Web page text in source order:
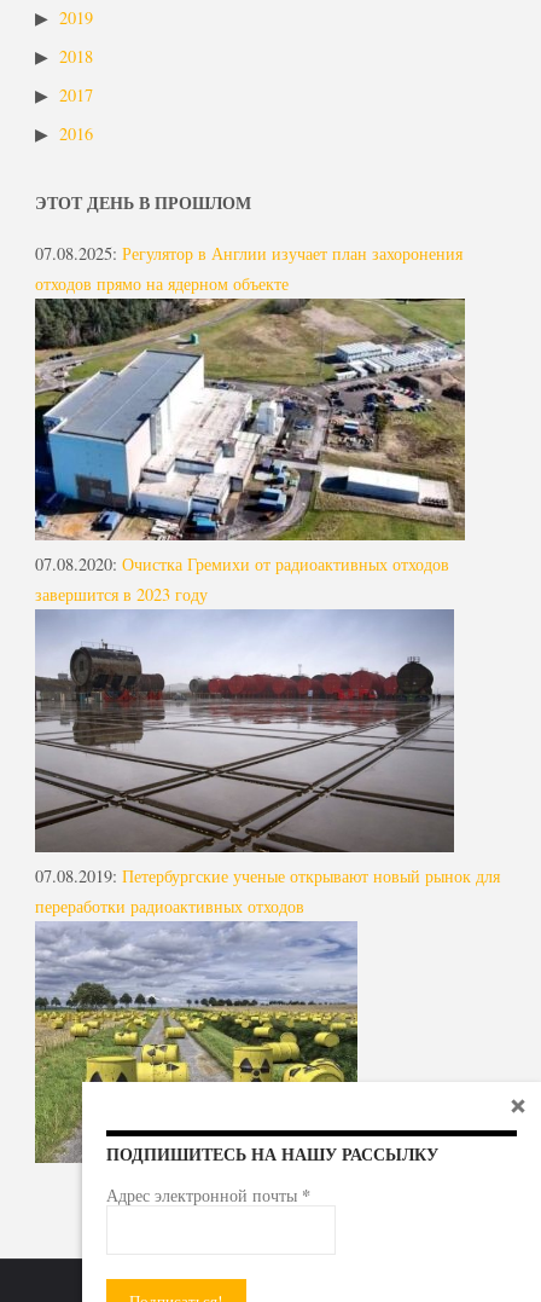
2019
2018
2017
2016
ЭТОТ ДЕНЬ В ПРОШЛОМ
07.08.2025: Регулятор в Англии изучает план захоронения
отходов прямо на ядерном объекте
07.08.2020: Очистка Гремихи от радиоактивных отходов
завершится в 2023 году
07.08.2019: Петербургские ученые открывают новый рынок для
переработки радиоактивных отходов
ПОДПИШИТЕСЬ НА НАШУ РАССЫЛКУ
Адрес электронной почты *